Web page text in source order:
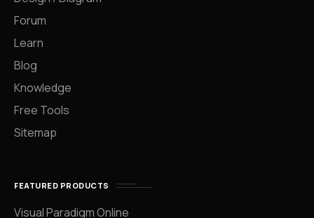
Forum
Learn
Blog
Knowledge
Free Tools
Sitemap
FEATURED PRODUCTS
Visual Paradigm Online